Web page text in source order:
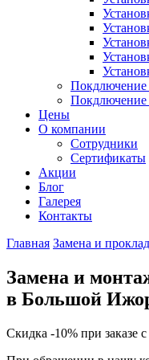
Цены
О компании
Сотрудники
Сертификаты
Акции
Блог
Галерея
Контакты
Главная Замена и
Замена и
в Большой
Скидка -10% при заказе с